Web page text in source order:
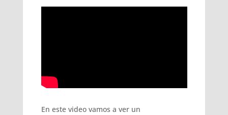
En este video vamos a ver un